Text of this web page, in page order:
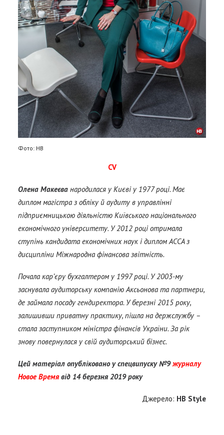
Фото: НВ
CV
Олена Макеєва народилася у Києві у 1977 році. Має
диплом магістра з обліку й аудиту в управлінні
підприємницькою діяльністю Київського національного
економічного університету. У 2012 році отримала
ступінь кандидата економічних наук і диплом ACCA з
дисципліни Міжнародна фінансова звітність.
Почала кар’єру бухгалтером у 1997 році. У 2003-му
заснувала аудиторську компанію Аксьонова та партнери,
де займала посаду гендиректора. У березні 2015 року,
залишивши приватну практику, пішла на держслужбу –
стала заступником міністра фінансів України. За рік
знову повернулася у свій аудиторський бізнес.
Цей матеріал опубліковано у спецвипуску №9журналу
Новое Времявід 14 березня 2019 року
Джерело: HB Style